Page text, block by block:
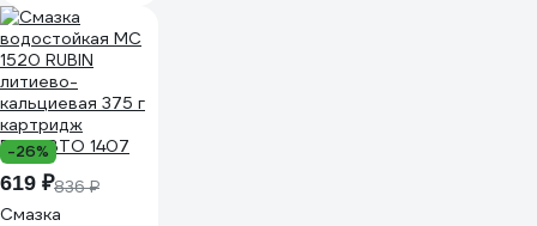
-26%
619 ₽836 ₽
Смазка